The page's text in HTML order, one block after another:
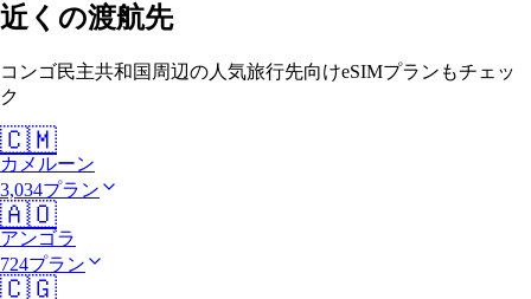
近くの渡航先
コンゴ民主共和国周辺の人気旅行先向けeSIMプランもチェッ
ク
🇨🇲
カメルーン
3,034プラン
🇦🇴
アンゴラ
724プラン
🇨🇬